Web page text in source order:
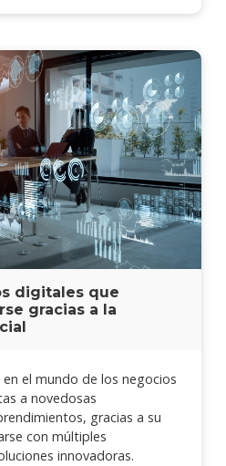
digitales que
gracias a la
el mundo de los negocios
a novedosas
gracias a su
con múltiples
innovadoras.